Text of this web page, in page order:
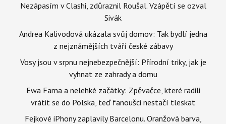
Nezápasím v Clashi, zdůraznil Roušal. Vzápětí se ozval
Sivák
Andrea Kalivodová ukázala svůj domov: Tak bydlí jedna
z nejznámějších tváří české zábavy
Vosy jsou v srpnu nejnebezpečnější: Přírodní triky, jak je
vyhnat ze zahrady a domu
Ewa Farna a nelehké začátky: Zpěvačce, které radili
vrátit se do Polska, teď fanoušci nestačí tleskat
Fejkové iPhony zaplavily Barcelonu. Oranžová barva,